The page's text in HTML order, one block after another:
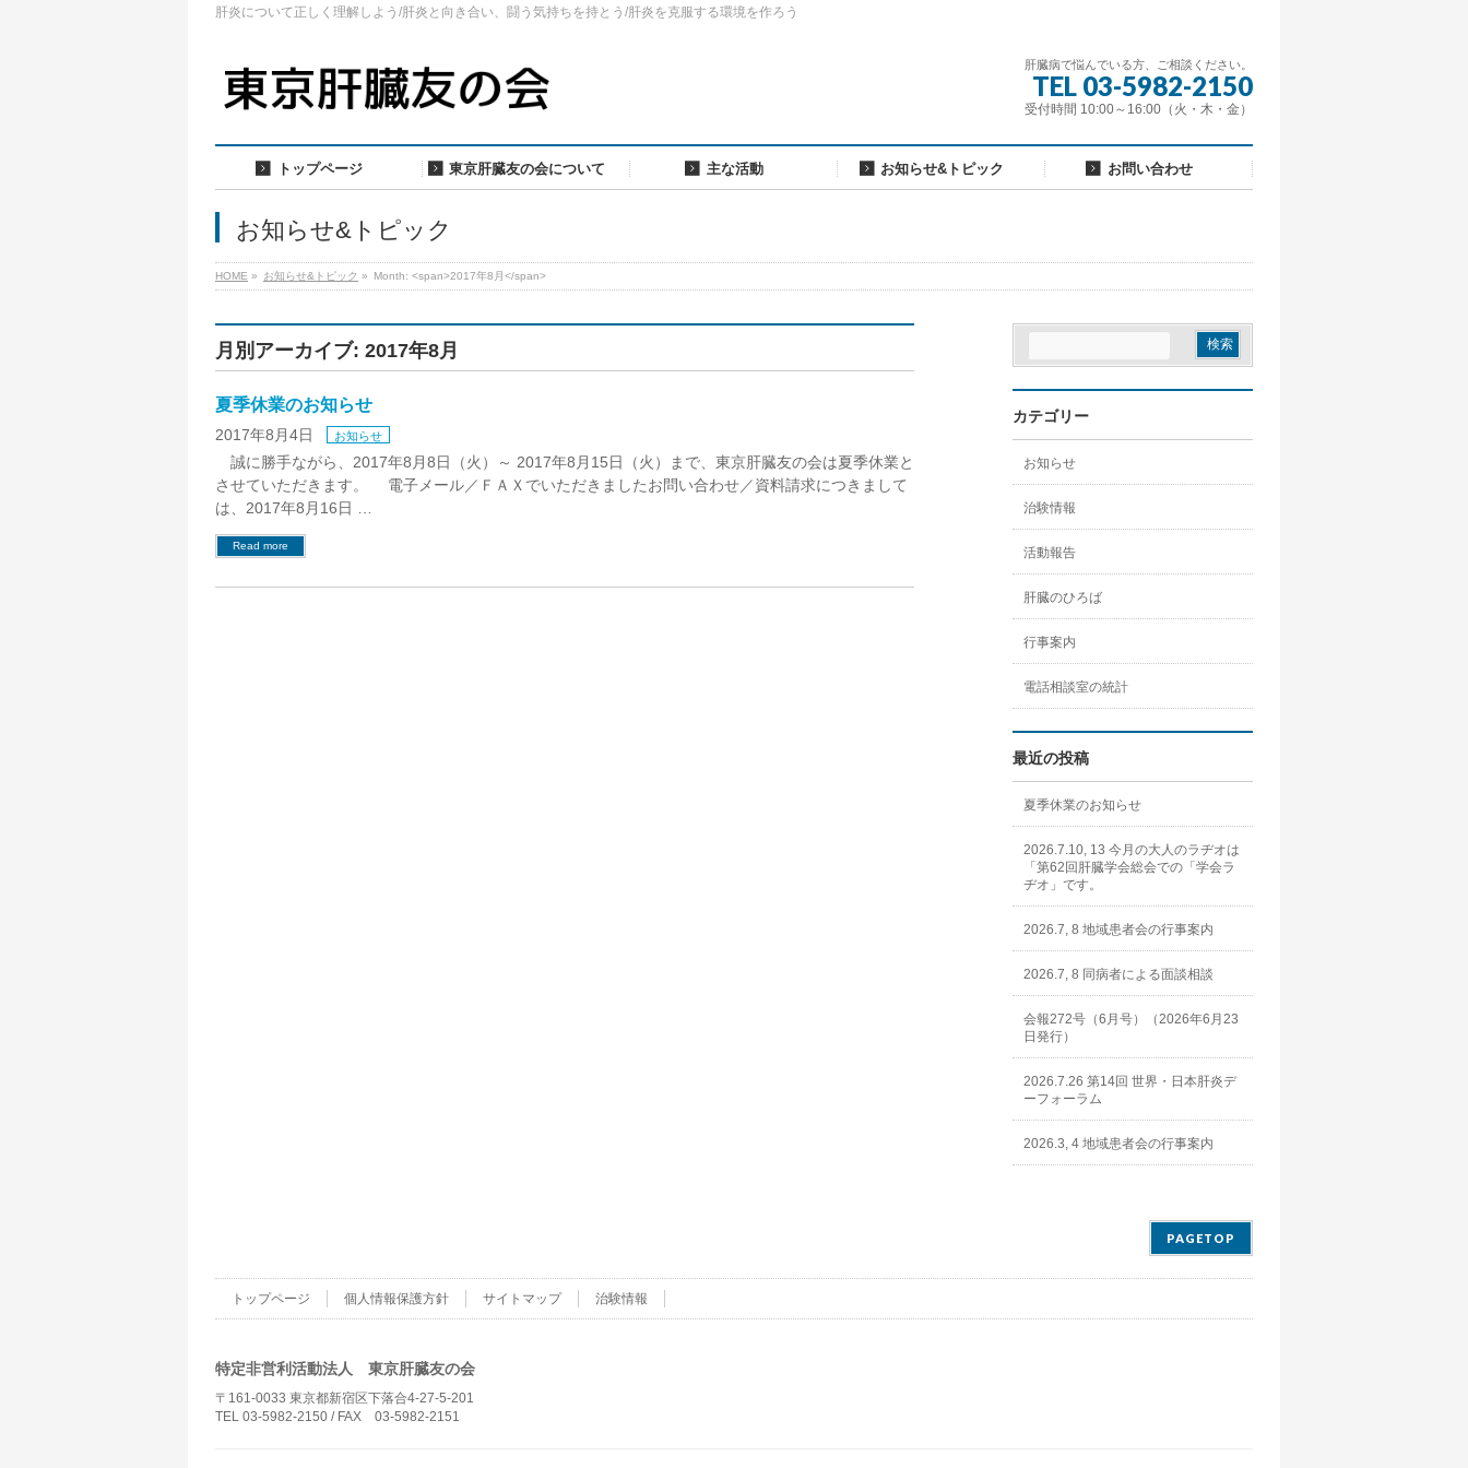
肝炎について正しく理解しよう/肝炎と向き合い、闘う気持ちを持とう/肝炎を克服する環境を作ろう
肝臓病で悩んでいる方、ご相談ください。
TEL 03-5982-2150
受付時間 10:00～16:00（火・木・金）
トップページ 東京肝臓友の会について 主な活動 お知らせ&トピック お問い合わせ
お知らせ&トピック
HOME » お知らせ&トピック » Month: <span>2017年8月</span>
月別アーカイブ: 2017年8月
夏季休業のお知らせ
2017年8月4日 お知らせ
誠に勝手ながら、2017年8月8日（火）～ 2017年8月15日（火）まで、東京肝臓友の会は夏季休業と
させていただきます。 電子メール／ＦＡＸでいただきましたお問い合わせ／資料請求につきまして
は、2017年8月16日 …
Read more
カテゴリー
お知らせ
治験情報
活動報告
肝臓のひろば
行事案内
電話相談室の統計
最近の投稿
夏季休業のお知らせ
2026.7.10, 13 今月の大人のラヂオは
「第62回肝臓学会総会での「学会ラ
ヂオ」です。
2026.7, 8 地域患者会の行事案内
2026.7, 8 同病者による面談相談
会報272号（6月号）（2026年6月23
日発行）
2026.7.26 第14回 世界・日本肝炎デ
ーフォーラム
2026.3, 4 地域患者会の行事案内
PAGETOP
トップページ 個人情報保護方針 サイトマップ 治験情報
特定非営利活動法人 東京肝臓友の会
〒161-0033 東京都新宿区下落合4-27-5-201
TEL 03-5982-2150 / FAX 03-5982-2151